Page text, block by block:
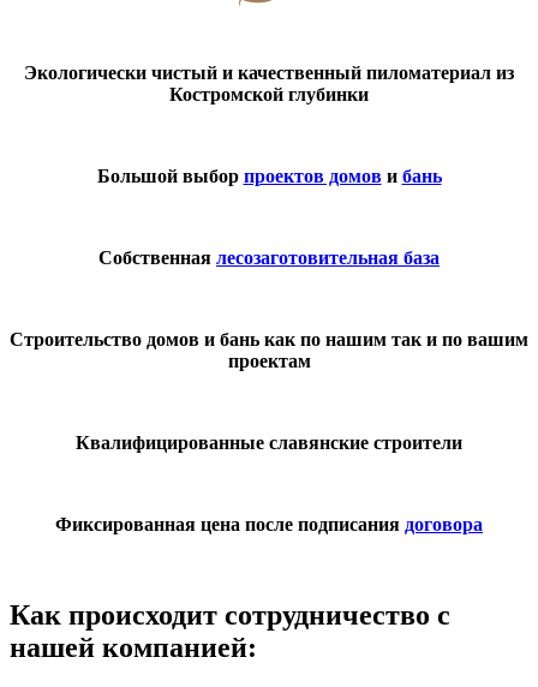
Экологически чистый и качественный пиломатериал из
Костромской глубинки
Большой выбор проектов домови бань
Собственная лесозаготовительная база
Строительство домов и бань как по нашим так и по вашим
проектам
Квалифицированные славянские строители
Фиксированная цена после подписания договора
Как происходит сотрудничество с
нашей компанией: